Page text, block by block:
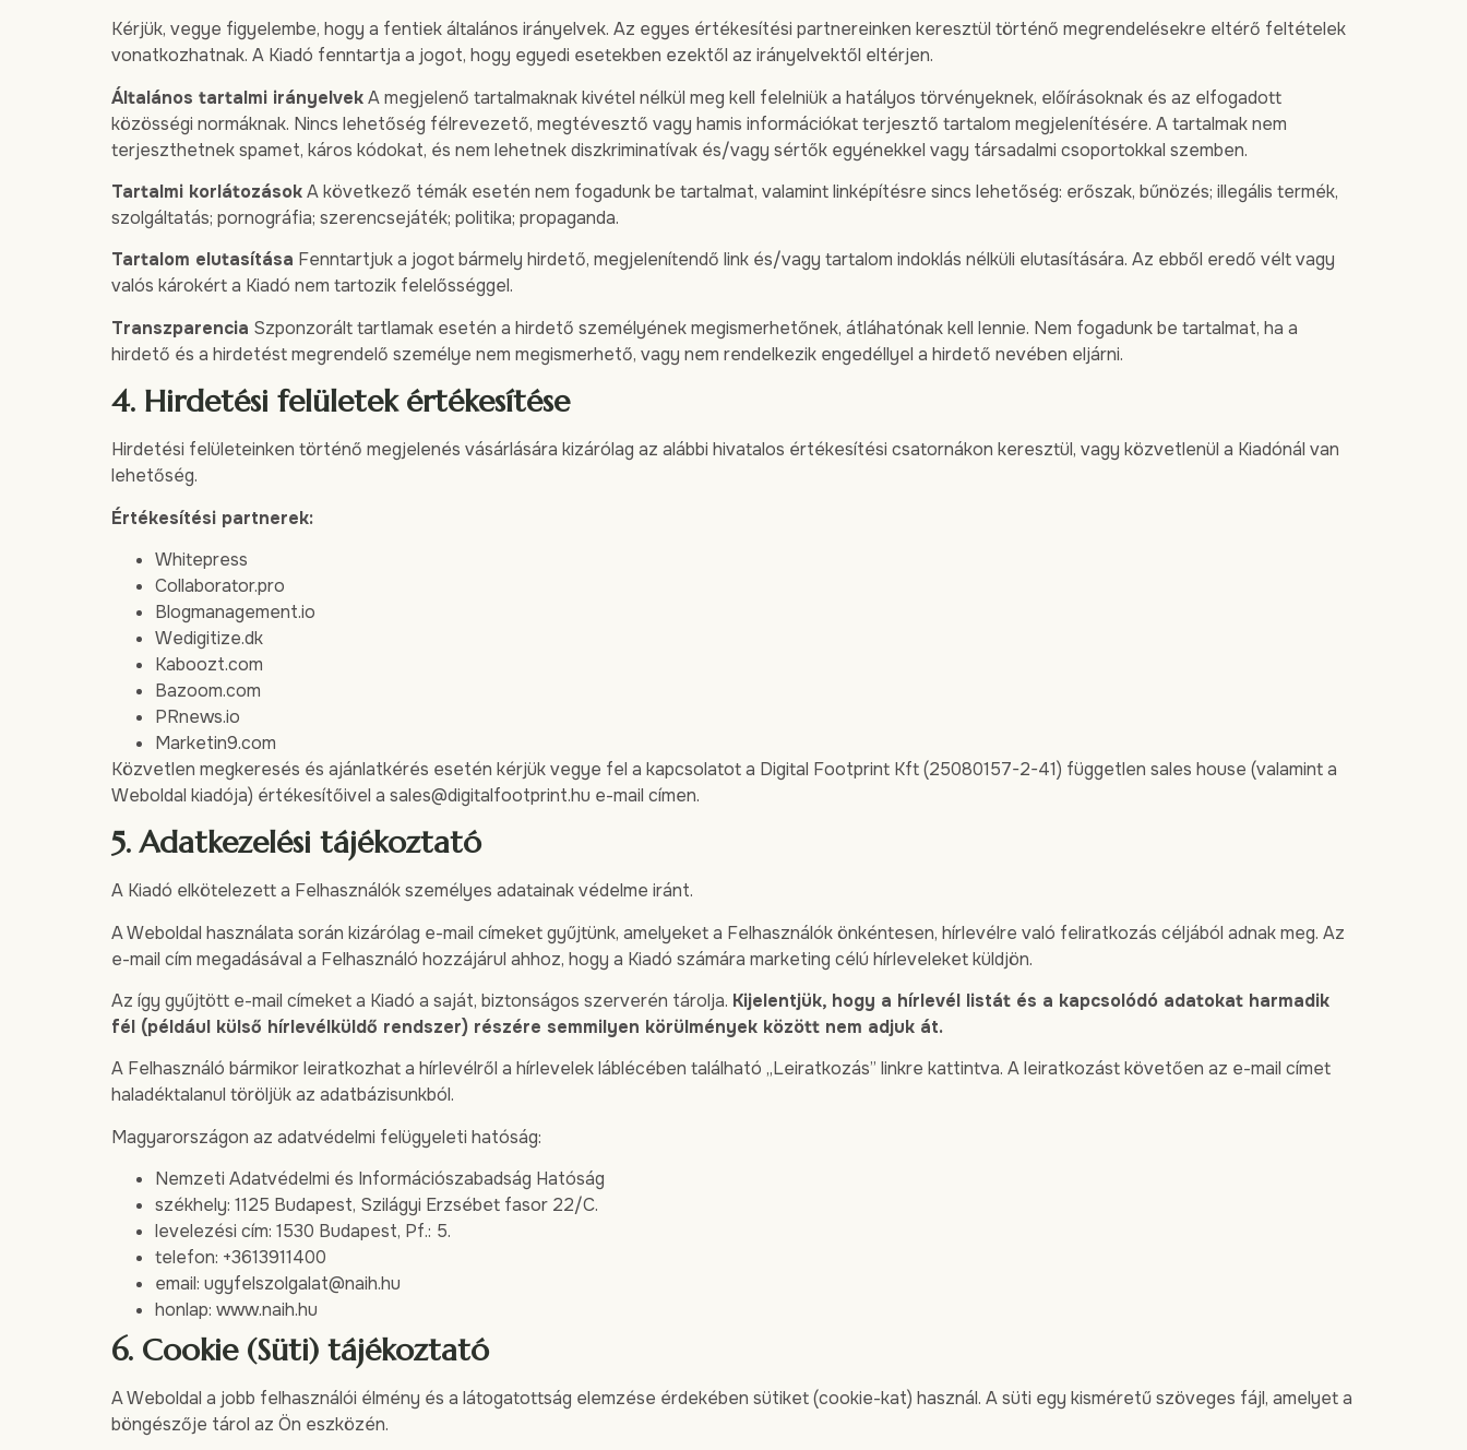
Kérjük, vegye figyelembe, hogy a fentiek általános irányelvek. Az egyes értékesítési partnereinken keresztül történő megrendelésekre eltérő feltételek
vonatkozhatnak. A Kiadó fenntartja a jogot, hogy egyedi esetekben ezektől az irányelvektől eltérjen.
Általános tartalmi irányelvekA megjelenő tartalmaknak kivétel nélkül meg kell felelniük a hatályos törvényeknek, előírásoknak és az elfogadott
közösségi normáknak. Nincs lehetőség félrevezető, megtévesztő vagy hamis információkat terjesztő tartalom megjelenítésére. A tartalmak nem
terjeszthetnek spamet, káros kódokat, és nem lehetnek diszkriminatívak és/vagy sértők egyénekkel vagy társadalmi csoportokkal szemben.
Tartalmi korlátozásokA következő témák esetén nem fogadunk be tartalmat, valamint linképítésre sincs lehetőség: erőszak, bűnözés; illegális termék,
szolgáltatás; pornográfia; szerencsejáték; politika; propaganda.
Tartalom elutasítása Fenntartjuk a jogot bármely hirdető, megjelenítendő link és/vagy tartalom indoklás nélküli elutasítására. Az ebből eredő vélt vagy
valós károkért a Kiadó nem tartozik felelősséggel.
Transzparencia Szponzorált tartlamak esetén a hirdető személyének megismerhetőnek, átláhatónak kell lennie. Nem fogadunk be tartalmat, ha a
hirdető és a hirdetést megrendelő személye nem megismerhető, vagy nem rendelkezik engedéllyel a hirdető nevében eljárni.
4. Hirdetési felületek értékesítése
Hirdetési felületeinken történő megjelenés vásárlására kizárólag az alábbi hivatalos értékesítési csatornákon keresztül, vagy közvetlenül a Kiadónál van
lehetőség.
Értékesítési partnerek:
Whitepress
Collaborator.pro
Blogmanagement.io
Wedigitize.dk
Kaboozt.com
Bazoom.com
PRnews.io
Marketin9.com
Közvetlen megkeresés és ajánlatkérés esetén kérjük vegye fel a kapcsolatot a Digital Footprint Kft (25080157-2-41) független sales house (valamint a
Weboldal kiadója) értékesítőivel a sales@digitalfootprint.hu e-mail címen.
5. Adatkezelési tájékoztató
A Kiadó elkötelezett a Felhasználók személyes adatainak védelme iránt.
A Weboldal használata során kizárólag e-mail címeket gyűjtünk, amelyeket a Felhasználók önkéntesen, hírlevélre való feliratkozás céljából adnak meg. Az
e-mail cím megadásával a Felhasználó hozzájárul ahhoz, hogy a Kiadó számára marketing célú hírleveleket küldjön.
Az így gyűjtött e-mail címeket a Kiadó a saját, biztonságos szerverén tárolja. Kijelentjük, hogy a hírlevél listát és a kapcsolódó adatokat harmadik
fél (például külső hírlevélküldő rendszer) részére semmilyen körülmények között nem adjuk át.
A Felhasználó bármikor leiratkozhat a hírlevélről a hírlevelek láblécében található „Leiratkozás” linkre kattintva. A leiratkozást követően az e-mail címet
haladéktalanul töröljük az adatbázisunkból.
Magyarországon az adatvédelmi felügyeleti hatóság:
Nemzeti Adatvédelmi és Információszabadság Hatóság
székhely: 1125 Budapest, Szilágyi Erzsébet fasor 22/C.
levelezési cím: 1530 Budapest, Pf.: 5.
telefon: +3613911400
email: ugyfelszolgalat@naih.hu
honlap: www.naih.hu
6. Cookie (Süti) tájékoztató
A Weboldal a jobb felhasználói élmény és a látogatottság elemzése érdekében sütiket (cookie-kat) használ. A süti egy kisméretű szöveges fájl, amelyet a
böngészője tárol az Ön eszközén.